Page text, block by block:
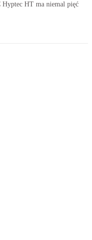
Hyptec HT ma niemal pięć